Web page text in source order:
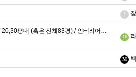
20,30평대 (혹은 전체83평) / 인테리어…
10
M